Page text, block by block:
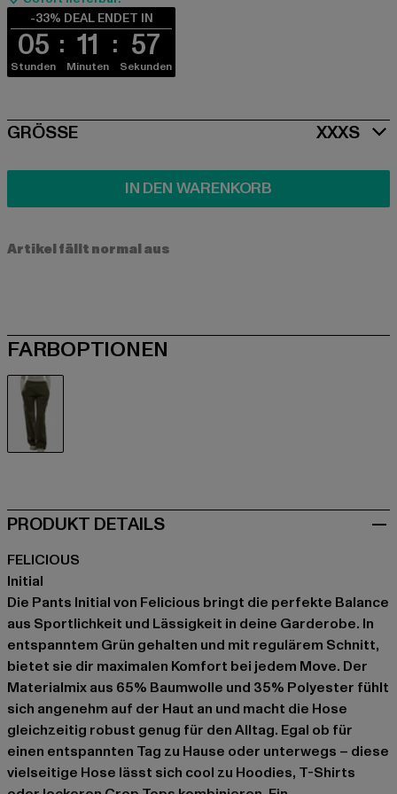
-33% DEAL ENDET IN
05
Stunden
11
Minuten
57
Sekunden
SIZE
GRÖSSE XXXS
IN DEN WARENKORB
Artikel fällt normal aus
FARBOPTIONEN
PRODUKT DETAILS
FELICIOUS
Initial
Die Pants Initial von Felicious bringt die perfekte Balance
aus Sportlichkeit und Lässigkeit in deine Garderobe. In
entspanntem Grün gehalten und mit regulärem Schnitt,
bietet sie dir maximalen Komfort bei jedem Move. Der
Materialmix aus 65% Baumwolle und 35% Polyester fühlt
sich angenehm auf der Haut an und macht die Hose
gleichzeitig robust genug für den Alltag. Egal ob für
einen entspannten Tag zu Hause oder unterwegs – diese
vielseitige Hose lässt sich cool zu Hoodies, T-Shirts